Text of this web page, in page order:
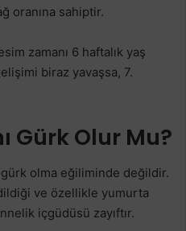
oranına sahiptir.
zamanı 6 haftalık yaş
biraz yavaşsa, 7.
Gürk Olur Mu?
gürk olma eğiliminde değildir.
ve özellikle yumurta
içgüdüsü zayıftır.